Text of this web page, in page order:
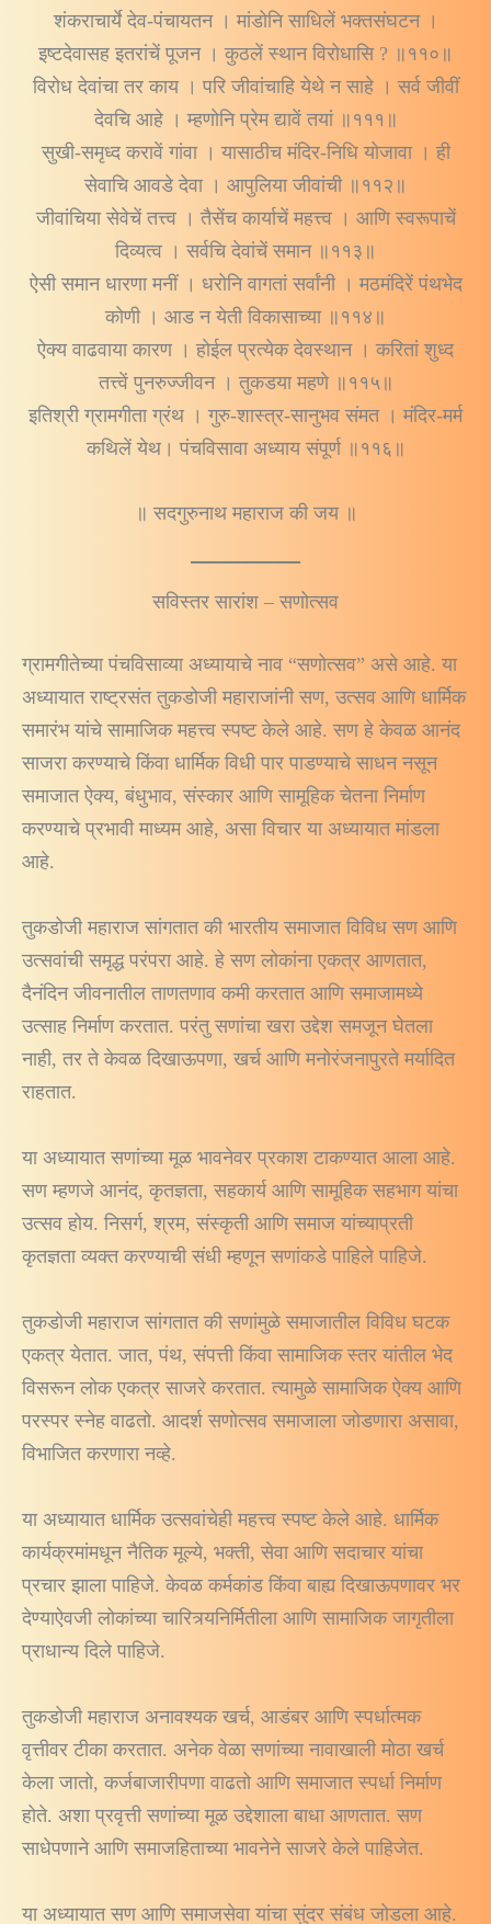
शंकराचार्ये देव-पंचायतन । मांडोनि साधिलें भक्तसंघटन ।
इष्टदेवासह इतरांचें पूजन । कुठलें स्थान विरोधासि ? ॥११०॥
विरोध देवांचा तर काय । परि जीवांचाहि येथे न साहे । सर्व जीवीं
देवचि आहे । म्हणोनि प्रेम द्यावें तयां ॥१११॥
सुखी-समृध्द करावें गांवा । यासाठीच मंदिर-निधि योजावा । ही
सेवाचि आवडे देवा । आपुलिया जीवांची ॥११२॥
जीवांचिया सेवेचें तत्त्व । तैसेंच कार्याचें महत्त्व । आणि स्वरूपाचें
दिव्यत्व । सर्वचि देवांचें समान ॥११३॥
ऐसी समान धारणा मनीं । धरोनि वागतां सर्वांनी । मठमंदिरें पंथभेद
कोणी । आड न येती विकासाच्या ॥११४॥
ऐक्य वाढवाया कारण । होईल प्रत्येक देवस्थान । करितां शुध्द
तत्त्वें पुनरुज्जीवन । तुकडया महणे ॥११५॥
इतिश्री ग्रामगीता ग्रंथ । गुरु-शास्त्र-सानुभव संमत । मंदिर-मर्म
कथिलें येथ। पंचविसावा अध्याय संपूर्ण ॥११६॥
॥ सदगुरुनाथ महाराज की जय ॥
सविस्तर सारांश – सणोत्सव
ग्रामगीतेच्या पंचविसाव्या अध्यायाचे नाव “सणोत्सव” असे आहे. या
अध्यायात राष्ट्रसंत तुकडोजी महाराजांनी सण, उत्सव आणि धार्मिक
समारंभ यांचे सामाजिक महत्त्व स्पष्ट केले आहे. सण हे केवळ आनंद
साजरा करण्याचे किंवा धार्मिक विधी पार पाडण्याचे साधन नसून
समाजात ऐक्य, बंधुभाव, संस्कार आणि सामूहिक चेतना निर्माण
करण्याचे प्रभावी माध्यम आहे, असा विचार या अध्यायात मांडला
आहे.
तुकडोजी महाराज सांगतात की भारतीय समाजात विविध सण आणि
उत्सवांची समृद्ध परंपरा आहे. हे सण लोकांना एकत्र आणतात,
दैनंदिन जीवनातील ताणतणाव कमी करतात आणि समाजामध्ये
उत्साह निर्माण करतात. परंतु सणांचा खरा उद्देश समजून घेतला
नाही, तर ते केवळ दिखाऊपणा, खर्च आणि मनोरंजनापुरते मर्यादित
राहतात.
या अध्यायात सणांच्या मूळ भावनेवर प्रकाश टाकण्यात आला आहे.
सण म्हणजे आनंद, कृतज्ञता, सहकार्य आणि सामूहिक सहभाग यांचा
उत्सव होय. निसर्ग, श्रम, संस्कृती आणि समाज यांच्याप्रती
कृतज्ञता व्यक्त करण्याची संधी म्हणून सणांकडे पाहिले पाहिजे.
तुकडोजी महाराज सांगतात की सणांमुळे समाजातील विविध घटक
एकत्र येतात. जात, पंथ, संपत्ती किंवा सामाजिक स्तर यांतील भेद
विसरून लोक एकत्र साजरे करतात. त्यामुळे सामाजिक ऐक्य आणि
परस्पर स्नेह वाढतो. आदर्श सणोत्सव समाजाला जोडणारा असावा,
विभाजित करणारा नव्हे.
या अध्यायात धार्मिक उत्सवांचेही महत्त्व स्पष्ट केले आहे. धार्मिक
कार्यक्रमांमधून नैतिक मूल्ये, भक्ती, सेवा आणि सदाचार यांचा
प्रचार झाला पाहिजे. केवळ कर्मकांड किंवा बाह्य दिखाऊपणावर भर
देण्याऐवजी लोकांच्या चारित्र्यनिर्मितीला आणि सामाजिक जागृतीला
प्राधान्य दिले पाहिजे.
तुकडोजी महाराज अनावश्यक खर्च, आडंबर आणि स्पर्धात्मक
वृत्तीवर टीका करतात. अनेक वेळा सणांच्या नावाखाली मोठा खर्च
केला जातो, कर्जबाजारीपणा वाढतो आणि समाजात स्पर्धा निर्माण
होते. अशा प्रवृत्ती सणांच्या मूळ उद्देशाला बाधा आणतात. सण
साधेपणाने आणि समाजहिताच्या भावनेने साजरे केले पाहिजेत.
या अध्यायात सण आणि समाजसेवा यांचा सुंदर संबंध जोडला आहे.